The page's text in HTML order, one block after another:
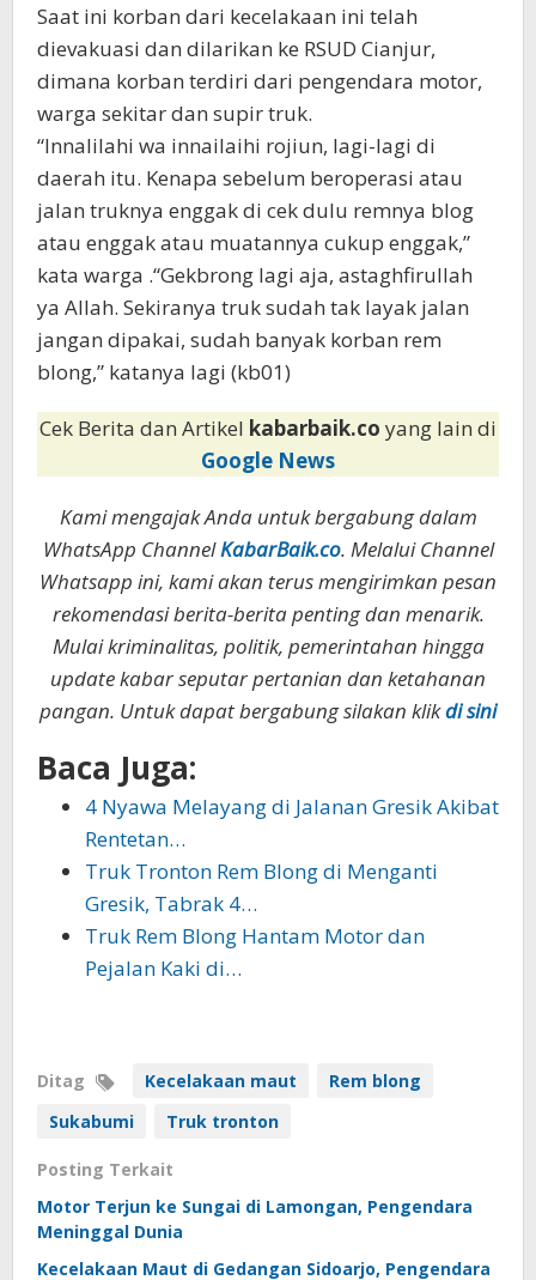
Saat ini korban dari kecelakaan ini telah
dievakuasi dan dilarikan ke RSUD Cianjur,
dimana korban terdiri dari pengendara motor,
warga sekitar dan supir truk.
“Innalilahi wa innailaihi rojiun, lagi-lagi di
daerah itu. Kenapa sebelum beroperasi atau
jalan truknya enggak di cek dulu remnya blog
atau enggak atau muatannya cukup enggak,”
kata warga .“Gekbrong lagi aja, astaghfirullah
ya Allah. Sekiranya truk sudah tak layak jalan
jangan dipakai, sudah banyak korban rem
blong,” katanya lagi (kb01)
Cek Berita dan Artikel kabarbaik.co yang lain di
Google News
Kami mengajak Anda untuk bergabung dalam
WhatsApp ChannelKabarBaik.co. Melalui Channel
Whatsapp ini, kami akan terus mengirimkan pesan
rekomendasi berita-berita penting dan menarik.
Mulai kriminalitas, politik, pemerintahan hingga
update kabar seputar pertanian dan ketahanan
pangan. Untuk dapat bergabung silakan klikdi sini
Baca Juga:
4 Nyawa Melayang di Jalanan Gresik Akibat
Rentetan…
Truk Tronton Rem Blong di Menganti
Gresik, Tabrak 4…
Truk Rem Blong Hantam Motor dan
Pejalan Kaki di…
Ditag Kecelakaan maut
Rem blong
Sukabumi
Truk tronton
Posting Terkait
Motor Terjun ke Sungai di Lamongan, Pengendara
Meninggal Dunia
Kecelakaan Maut di Gedangan Sidoarjo, Pengendara